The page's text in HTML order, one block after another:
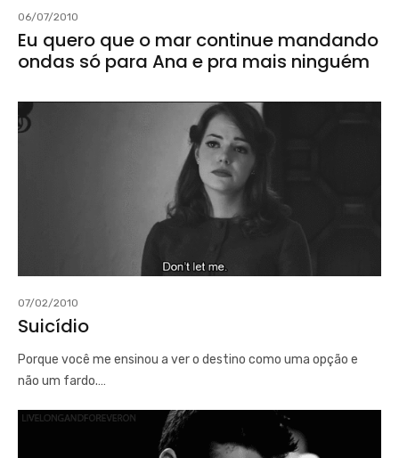
06/07/2010
Eu quero que o mar continue mandando
ondas só para Ana e pra mais ninguém
07/02/2010
Suicídio
Porque você me ensinou a ver o destino como uma opção e
não um fardo.…